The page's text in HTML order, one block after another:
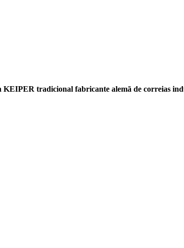
KEIPER tradicional fabricante alemã de correias